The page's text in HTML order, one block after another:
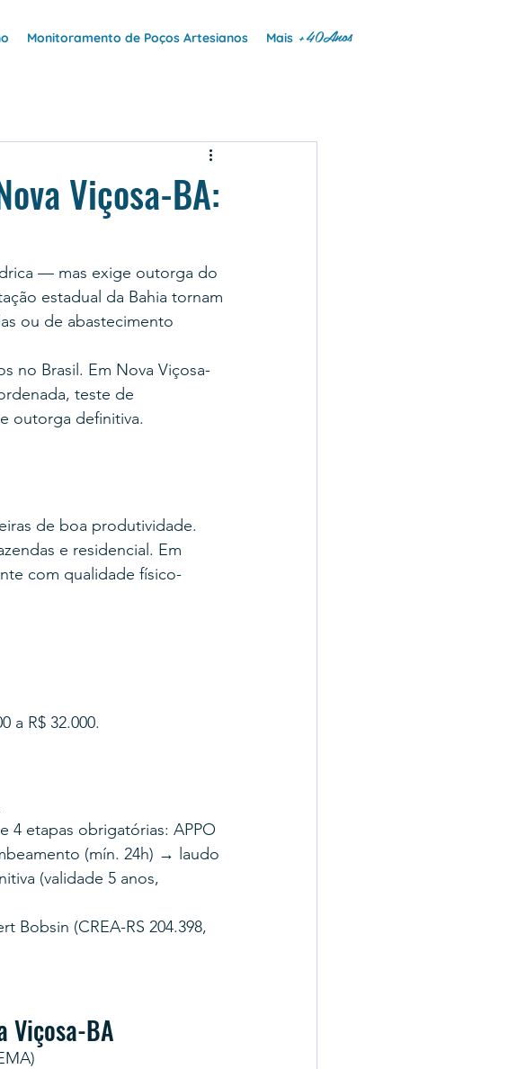
Monitoramento de Poços Artesianos Mais +40Anos
Viçosa-BA:
— mas exige outorga do
estadual da Bahia tornam
ou de abastecimento
no Brasil. Em Nova Viçosa-
teste de
outorga definitiva.
de boa produtividade.
e residencial. Em
com qualidade físico-
a R$ 32.000.
4 etapas obrigatórias: APPO
(mín. 24h) → laudo
(validade 5 anos,
Bobsin (CREA-RS 204.398,
Viçosa-BA